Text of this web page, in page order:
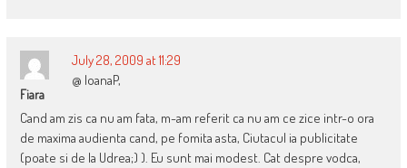
Fiara
July 28, 2009 at 11:29
@ IoanaP,
Cand am zis ca nu am fata, m-am referit ca nu am ce zice intr-o ora
de maxima audienta cand, pe fomita asta, Ciutacul ia publicitate
(poate si de la Udrea;) ). Eu sunt mai modest. Cat despre vodca,